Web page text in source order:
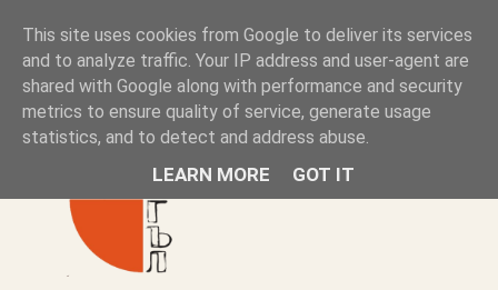
Книжен ъгъл
Блог на книжарницата — класации, откъси, нови книги
ул. „Оборище" 117, София· пон–пет 10:00–19:00 ·
This site uses cookies from Google to deliver its services
and to analyze traffic. Your IP address and user-agent are
shared with Google along with performance and security
metrics to ensure quality of service, generate usage
statistics, and to detect and address abuse.
LEARN MORE GOT IT